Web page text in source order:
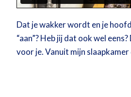
Dat je wakker wordt en je
“aan”? Heb jij dat ook wel
voor je. Vanuit mijn slaapkamer